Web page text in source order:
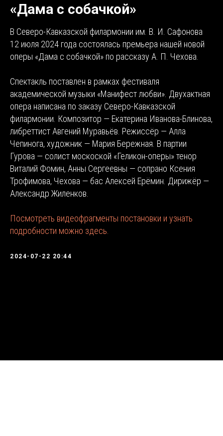
«Дама с собачкой»
В Северо-Кавказской филармонии им. В. И. Сафонова
12 июля 2024 года состоялась премьера нашей новой
оперы «Дама с собачкой» по рассказу А. П. Чехова.
Спектакль поставлен в рамках фестиваля
академической музыки «Манифест любви». Двухактная
опера написана по заказу Северо-Кавказской
филармонии. Композитор — Екатерина Иванова-Блинова,
либреттист Авгений Муравьёв. Режиссёр — Алла
Чепинога, художник — Мария Бережная. В партии
Гурова — солист москоской «Геликон-оперы» тенор
Виталий Фомин, Анны Сергеевны — сопрано Ксения
Трофимова, Чехова — бас Алексей Ерёмин. Дирижёр —
Александр Жиленков.
Посмотреть видеофрагменты постановки и узнать
подробности можно здесь.
2024-07-22 20:44